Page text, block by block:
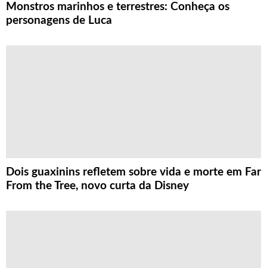
Monstros marinhos e terrestres: Conheça os
personagens de Luca
Dois guaxinins refletem sobre vida e morte em Far
From the Tree, novo curta da Disney